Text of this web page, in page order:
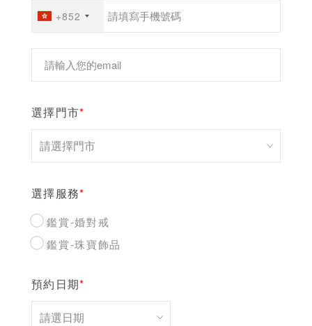
+852
選擇門市*
選擇服務*
鑑賞-婚對戒
鑑賞-珠寶飾品
預約日期*